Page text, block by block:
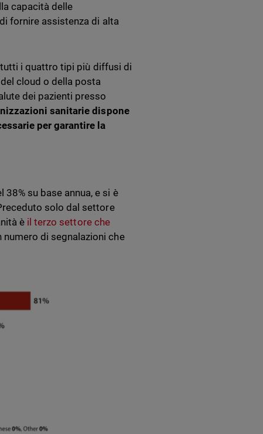
capacità delle
fornire assistenza di alta
i quattro tipi più diffusi di
cloud o della posta
dei pazienti presso
sanitarie dispone
per garantire la
su base annua, e si è
solo dal settore
è il terzo settore che
numero di segnalazioni che